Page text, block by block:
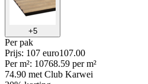
+5
Per pak
Prijs: 107 euro107.00
Per m²: 10768.59 per m²
74.90 met Club Karwei